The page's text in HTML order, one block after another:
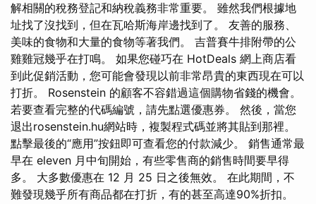
解相關的稅務登記和納稅義務非常重要。 雖然我們根據地
址找了沒找到，但在瓦哈斯海岸邊找到了。 友善的服務、
美味的食物和大量的食物等著我們。 吉普賽牛排附帶的公
雞雞冠幾乎在打鳴。 如果您碰巧在 HotDeals 網上商店看
到此促銷活動，您可能會發現以前非常昂貴的東西現在可以
打折。 Rosenstein 的顧客不容錯過這個購物省錢的機會。
若要查看完整的代碼編號，請先點選優惠券。 然後，當您
退出rosenstein.hu網站時，複製程式碼並將其貼到那裡。
點擊最後的“應用”按鈕即可查看您的付款減少。 銷售通常最
早在 eleven 月中旬開始，有些零售商的銷售時間要早得
多。 大多數優惠在 12 月 25 日之後無效。 在此期間，不
難發現幾乎所有商品都在打折，有的甚至高達90%折扣。